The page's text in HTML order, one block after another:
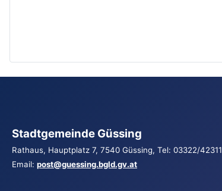
Stadtgemeinde Güssing
Rathaus, Hauptplatz 7, 7540 Güssing, Tel: 03322/42311
Email: post@guessing.bgld.gv.at